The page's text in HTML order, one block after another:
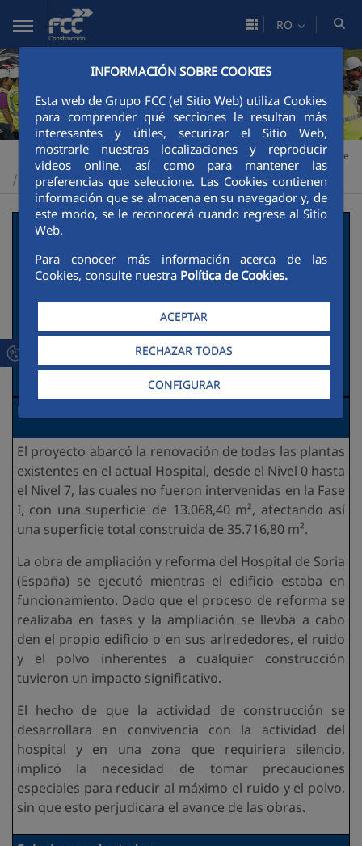
Skip to Main Content
INFORMACIÓN SOBRE COOKIES
Esta web de Grupo FCC (el Sitio Web) utiliza Cookies
para comprender qué secciones le resultan más
interesantes y útiles, securizar el Sitio Web,
mostrarle nuestras localizaciones y reproducir
videos online, así como para mantener las
preferencias que seleccione. Las Cookies contienen
información que se almacena en su navegador y, de
este modo, se le reconocerá cuando regrese al Sitio
Web.
Para conocer más información acerca de las
Cookies, consulte nuestra Política de Cookies.
ACEPTAR
RECHAZAR TODAS
CONFIGURAR
RO
Construcción > Sustenabilitate >Impulsores de la transición verde
Buenas prácticas
Minimización de las
molestias por ruido –
Hospital de Soria
Descripción de la actuación social y
ambiental.
Necesidades detectadas:
El proyecto abarcó la renovación de todas las plantas
existentes en el actual Hospital, desde el Nivel 0 hasta
el Nivel 7, las cuales no fueron intervenidas en la Fase
I, con una superficie de 13.068,40 m², afectando así
una superficie total construida de 35.716,80 m².
La obra de ampliación y reforma del Hospital de Soria
(España) se ejecutó mientras el edificio estaba en
funcionamiento. Dado que el proceso de reforma se
realizaba en fases y la ampliación se llevba a cabo
den el propio edificio o en sus arlrededores, el ruido
y el polvo inherentes a cualquier construcción
tuvieron un impacto significativo.
El hecho de que la actividad de construcción se
desarrollara en convivencia con la actividad del
hospital y en una zona que requiriera silencio,
implicó la necesidad de tomar precauciones
especiales para reducir al máximo el ruido y el polvo,
sin que esto perjudicara el avance de las obras.